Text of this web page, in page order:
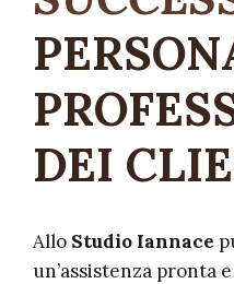
DEI
Allo Studio Iannace
un’assistenza pronta